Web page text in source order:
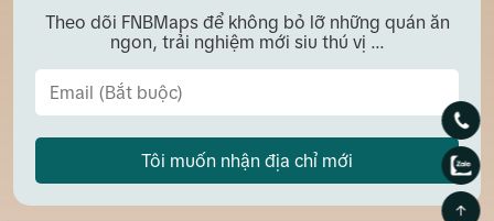
Theo dõi FNBMaps để không bỏ lỡ những quán ăn
ngon, trải nghiệm mới siu thú vị ...
Tôi muốn nhận địa chỉ mới